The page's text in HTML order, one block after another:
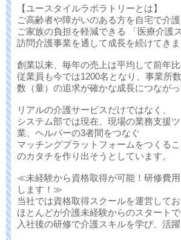
【ユースタイルラボラトリーとは】
ご高齢者や障がいのある方を自宅で介護
ご家族の負担を軽減できる 「医療介護
訪問介護事業を通して成長を続けてきま
創業以来、毎年の売上は平均して前年比
従業員も今では1200名となり、事業所
数（量）の追求が確かな成長につながっ
リアルの介護サービスだけではなく、
システム部では現在、現場の業務支援
業、ヘルパーの3者間をつなぐ
マッチングプラットフォームをつくる
のカタチを作り出そうとしています。
≪未経験から資格取得が可能！研修費
します！≫
当社では資格取得スクールを運営してお
ほとんどが介護未経験からのスタートで
入社後の研修で介護スキルを学び、活躍